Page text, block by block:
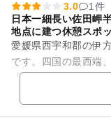
3.0
1件
日本一細長い佐田岬
地点に建つ休憩スポ
愛媛県西宇和郡の伊
です。四国の最西端
「佐田岬メロディー
にある魚に直に触れ